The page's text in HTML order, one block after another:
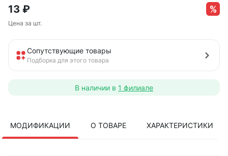
13 ₽
Цена за шт.
Сопутствующие товары
Подборка для этого товара
В наличии в 1 филиале
МОДИФИКАЦИИ О ТОВАРЕ ХАРАКТЕРИСТИКИ